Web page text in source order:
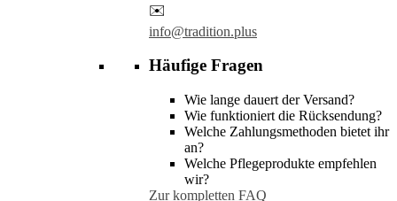
✉️
info@tradition.plus
Häufige Fragen
Wie lange dauert der Versand?
Wie funktioniert die Rücksendung?
Welche Zahlungsmethoden bietet ihr
an?
Welche Pflegeprodukte empfehlen
wir?
Zur kompletten FAQ